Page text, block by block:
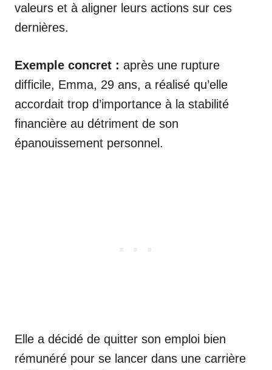
valeurs et à aligner leurs actions sur ces
dernières.
Exemple concret : après une rupture
difficile, Emma, 29 ans, a réalisé qu’elle
accordait trop d’importance à la stabilité
financière au détriment de son
épanouissement personnel.
Elle a décidé de quitter son emploi bien
rémunéré pour se lancer dans une carrière